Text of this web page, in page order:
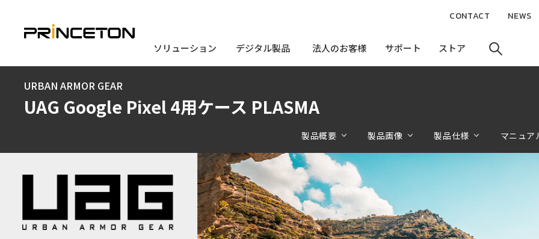
ン
ソリューション
ソリューション デジタル製品
デジタル製品 法人のお客様
法人のお客様 サポート
サポート ストア
ストア
CONTACT NEWS
URBAN ARMOR GEAR
UAG Google Pixel 4用ケース PLASMA
製品概要 製品画像 製品仕様 マニュア